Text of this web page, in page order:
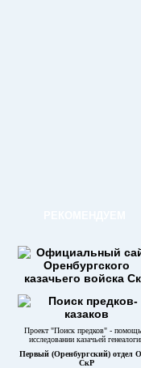
Проект "Поиск предков" -
исследовании казачьей
Первый (Оренбургский) отдел
СкР